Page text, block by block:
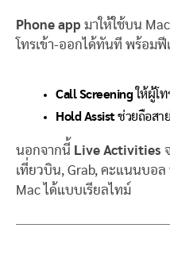
Phone app มาให้ใช้บน
โทรเข้า-ออกได้ทันที พร้อมฟี
Call Screeningให้ผู้โท
Hold Assistช่วยถือสา
นอกจากนี้ Live Activities
เที่ยวบิน, Grab, คะแนนบอ
Mac ได้แบบเรียลไทม์